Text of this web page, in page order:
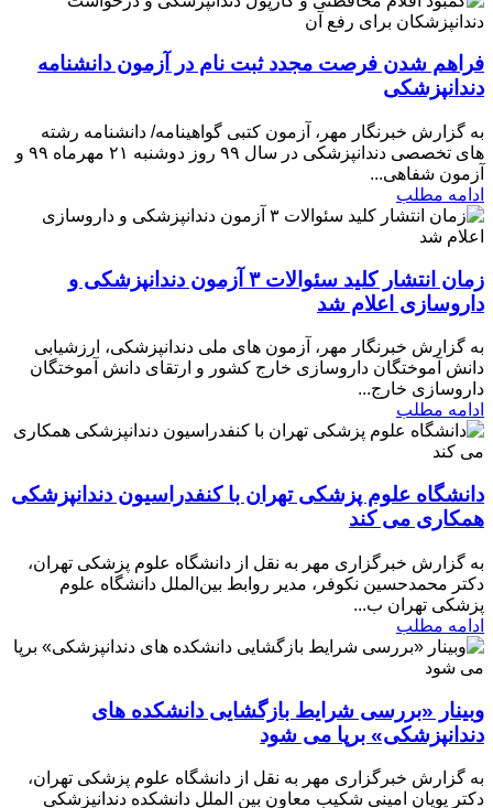
فراهم شدن فرصت مجدد ثبت نام در آزمون دانشنامه
دندانپزشکی
به گزارش خبرنگار مهر، آزمون کتبی گواهینامه/ دانشنامه رشته
های تخصصی دندانپزشکی در سال ۹۹ روز دوشنبه ۲۱ مهرماه ۹۹ و
آزمون شفاهی...
ادامه مطلب
زمان انتشار کلید سئوالات ۳ آزمون دندانپزشکی و
داروسازی اعلام شد
به گزارش خبرنگار مهر، آزمون های ملی دندانپزشکی، ارزشیابی
دانش آموختگان داروسازی خارج کشور و ارتقای دانش آموختگان
داروسازی خارج...
ادامه مطلب
دانشگاه علوم پزشکی تهران با کنفدراسیون دندانپزشکی
همکاری می کند
به گزارش خبرگزاری مهر به نقل از دانشگاه علوم پزشکی تهران،
دکتر محمدحسین نکوفر، مدیر روابط بین‌الملل دانشگاه علوم
پزشکی تهران ب...
ادامه مطلب
وبینار «بررسی شرایط بازگشایی دانشکده های
دندانپزشکی» برپا می شود
به گزارش خبرگزاری مهر به نقل از دانشگاه علوم پزشکی تهران،
دکتر پویان امینی شکیب معاون بین الملل دانشکده دندانپزشکی